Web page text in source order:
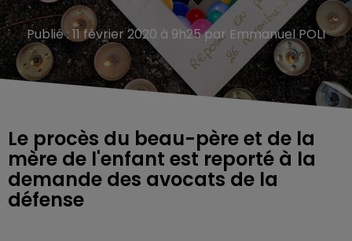
Publié : 11 février 2020 à 9h25 par Emmanuel POLI
Le procès du beau-père et de la
mère de l'enfant est reporté à la
demande des avocats de la
défense